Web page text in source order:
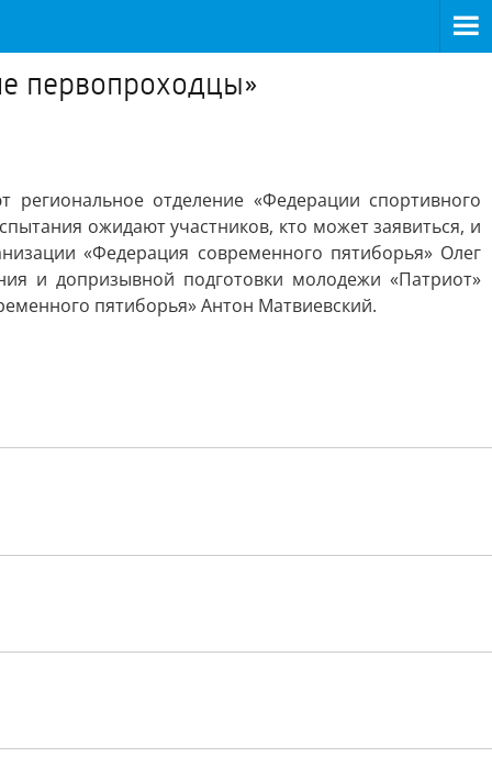
первопроходцы»
региональное отделение «Федерации спортивного
ожидают участников, кто может заявиться, и
«Федерация современного пятиборья» Олег
и допризывной подготовки молодежи «Патриот»
пятиборья» Антон Матвиевский.